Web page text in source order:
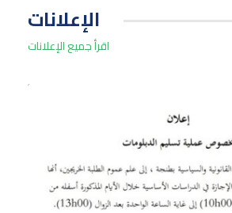
الإعلانات
اقرأ جميع الإعلانات